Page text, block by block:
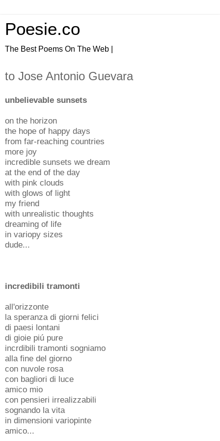
Poesie.co
The Best Poems On The Web |
to Jose Antonio Guevara
unbelievable sunsets
on the horizon
the hope of happy days
from far-reaching countries
more joy
incredible sunsets we dream
at the end of the day
with pink clouds
with glows of light
my friend
with unrealistic thoughts
dreaming of life
in variopy sizes
dude...
incredibili tramonti
all'orizzonte
la speranza di giorni felici
di paesi lontani
di gioie piú pure
incrdibili tramonti sogniamo
alla fine del giorno
con nuvole rosa
con bagliori di luce
amico mio
con pensieri irrealizzabili
sognando la vita
in dimensioni variopinte
amico...